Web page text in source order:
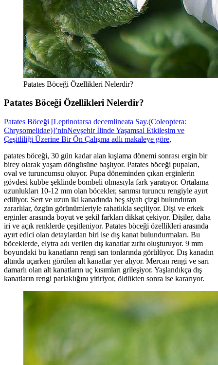
Patates Böceği Özellikleri Nelerdir?
Patates Böceği Özellikleri Nelerdir?
Patates Böceği [Leptinotarsa decemlineata Say.(Coleoptera:
Chrysomelidae)]’ninNevşehir İlinde Yaşamsal Etkileşim ve
Çeşitliliği Üzerine Bir Ön Çalışma adlı makaleye göre,
patates böceği, 30 gün kadar alan kışlama dönemi sonrası ergin bir
birey olarak yaşam döngüsüne başlıyor. Patates böceği pupaları,
oval ve turuncumsu oluyor. Pupa döneminden çıkan erginlerin
gövdesi kubbe şeklinde bombeli olmasıyla fark yaratıyor. Ortalama
uzunlukları 10-12 mm olan böcekler, sarımsı turuncu rengiyle ayırt
ediliyor. Sert ve uzun iki kanadında beş siyah çizgi bulunduran
zararlılar, özgün görünümleriyle rahatlıkla seçiliyor. Dişi ve erkek
erginler arasında boyut ve şekil farkları dikkat çekiyor. Dişiler, daha
iri ve açık renklerde çeşitleniyor. Patates böceği özellikleri arasında
ayırt edici olan detaylardan biri ise dış kanat bulundurmaları. Bu
böceklerde, elytra adı verilen dış kanatlar zırhı oluşturuyor. 9 mm
boyundaki bu kanatların rengi sarı tonlarında görülüyor. Dış kanadın
altında uçarken görülen alt kanatlar yer alıyor. Mercan rengi ve sarı
damarlı olan alt kanatların uç kısımları grileşiyor. Yaşlandıkça dış
kanatların rengi parlaklığını yitiriyor, öldükten sonra ise kararıyor.